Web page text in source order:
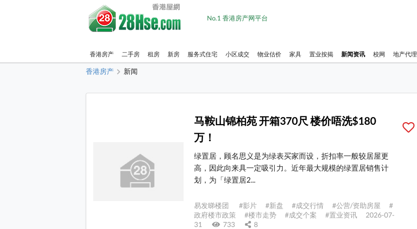
No.1 香港房产网平台
香港房产 二手房 租房 新房 服务式住宅 小区成交 物业估价 家具 置业按揭 新闻资讯 校网 地产代理
香港房产 新闻
马鞍山锦柏苑 开箱370尺 楼价唔洗$180
万！
绿置居，顾名思义是为绿表买家而设，折扣率一般较居屋更
高，因此向来具一定吸引力。近年最大规模的绿置居销售计
划，为「绿置居2...
易发睇楼团 #影片 #新盘 #成交行情 #公营/资助房屋 #
政府楼市政策 #楼市走势 #成交个案 #置业资讯 2026-07-
31
733 8